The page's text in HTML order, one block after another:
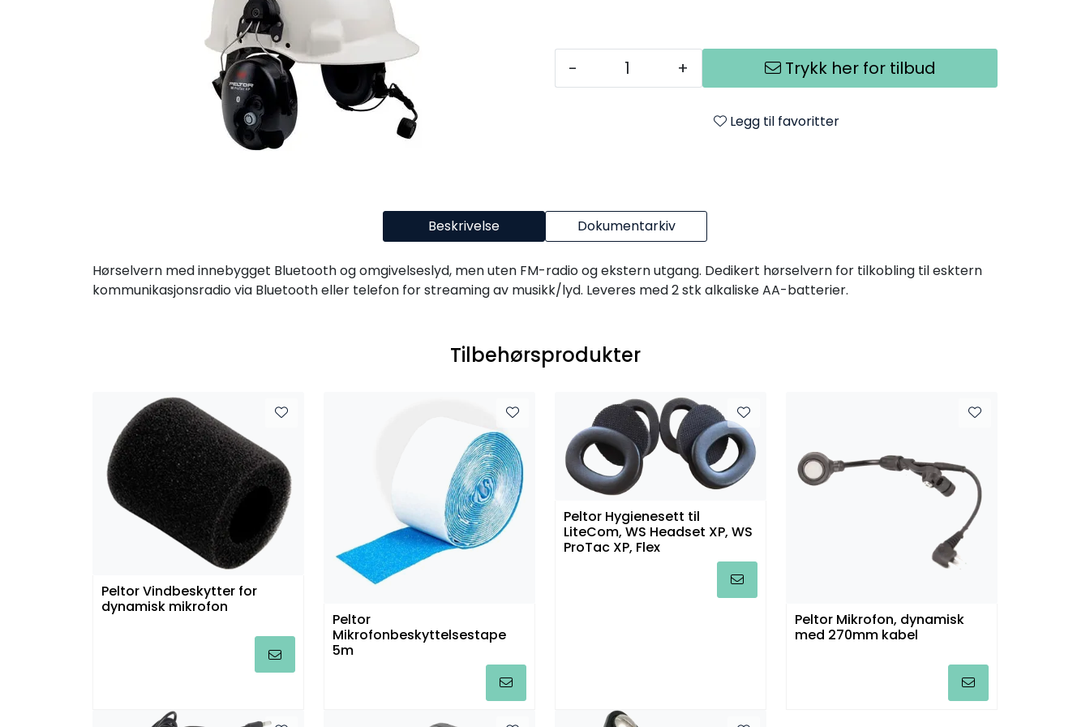
- + Trykk her for tilbud
Legg til favoritter
Beskrivelse Dokumentarkiv
Hørselvern med innebygget Bluetooth og omgivelseslyd, men uten FM-radio og ekstern utgang. Dedikert hørselvern for tilkobling til esktern
kommunikasjonsradio via Bluetooth eller telefon for streaming av musikk/lyd. Leveres med 2 stk alkaliske AA-batterier.
Tilbehørsprodukter
Peltor Vindbeskytter for
dynamisk mikrofon
Peltor
Mikrofonbeskyttelsestape
5m
Peltor Hygienesett til
LiteCom, WS Headset XP, WS
ProTac XP, Flex
Peltor Mikrofon, dynamisk
med 270mm kabel